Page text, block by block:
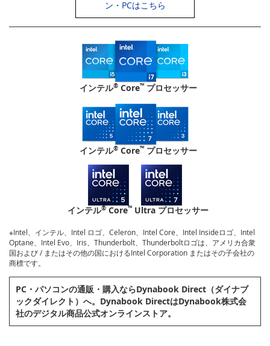
読
で
い
ま
す
ン・PCはこちら
インテル®Core™プロセッサー
インテル®Core™プロセッサー
インテル® Core™ Ultra プロセッサー
※Intel、インテル、Intel ロゴ、Celeron、Intel Core、Intel Insideロゴ、Intel
Optane、Intel Evo、Iris、Thunderbolt、Thunderboltロゴは、アメリカ合衆
国および / またはその他の国におけるIntel Corporation またはその子会社の
商標です。
PC・パソコンの通販・購⼊ならDynabook Direct（ダイナブ
ックダイレクト）へ。Dynabook DirectはDynabook株式会
社のデジタル商品公式オンラインストア。